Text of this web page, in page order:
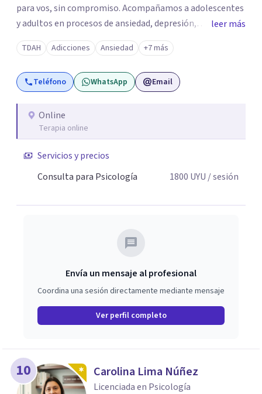
para vos, sin compromiso. Acompañamos a adolescentes
y adultos en procesos de ansiedad, depresión,
autoestima, duelo, crianza, conflictos de pareja y
regulación emocional, adaptando cada proceso a las
necesidades particulares de quien consulta y no a la
inversa.
leer más
TDAH Adicciones Ansiedad +7 más
Teléfono WhatsApp Email
Online
Terapia online
Servicios y precios
Consulta para Psicología
1800 UYU / sesión
Envía un mensaje al profesional
Coordina una sesión directamente mediante mensaje
Ver perfil completo
10 Carolina Lima Núñez
Licenciada en Psicología